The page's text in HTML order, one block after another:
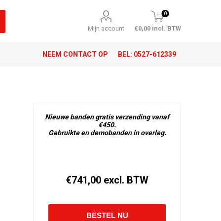
Mijn account
0
€0,00 incl. BTW
NEEM CONTACT OP BEL: 0527-612339
Nieuwe banden gratis verzending vanaf
€450.
Gebruikte en demobanden in overleg.
€741,00 excl. BTW